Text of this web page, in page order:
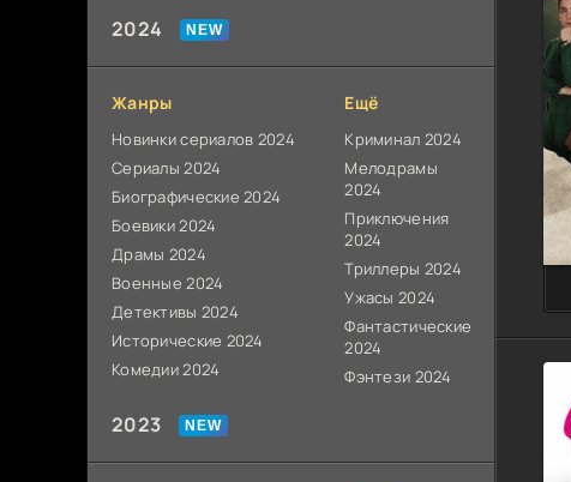
2024
Жанры
Новинки сериалов 2024
Сериалы 2024
Биографические 2024
Боевики 2024
Драмы 2024
Военные 2024
Детективы 2024
Исторические 2024
Комедии 2024
Ещё
Криминал 2024
Мелодрамы
2024
Приключения
2024
Триллеры 2024
Ужасы 2024
Фантастические
2024
Фэнтези 2024
2023